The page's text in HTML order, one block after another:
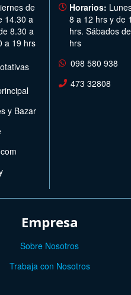
de
14.30 a
8.30 a
a 19 hrs
y Bazar
Horarios:
8 a 12 hrs y de
hrs. Sábados
hrs
098 580 938
473 32808
Empresa
Sobre Nosotros
Trabaja con Nosotros